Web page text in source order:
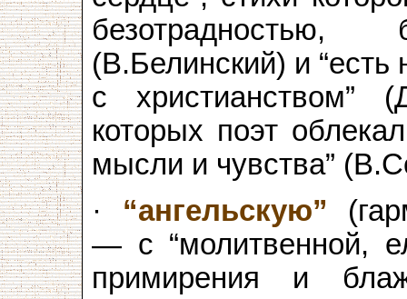
(В.Белинский) и “есть
с христианством”
которых поэт
мысли и чувства”
· “ангельскую”
— с “молитвенной,
примирения и